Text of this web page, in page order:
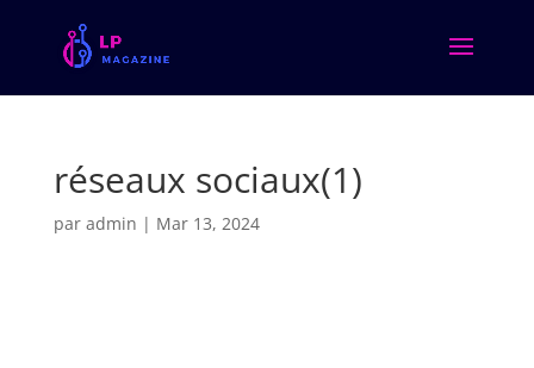
réseaux sociaux(1)
par admin | Mar 13, 2024